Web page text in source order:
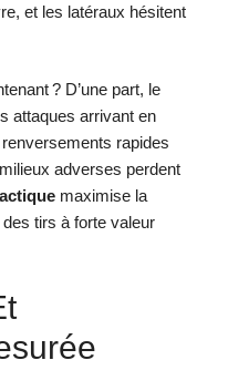
et les latéraux hésitent
? D’une part, le
attaques arrivant en
renversements rapides
adverses perdent
maximise la
tirs à forte valeur